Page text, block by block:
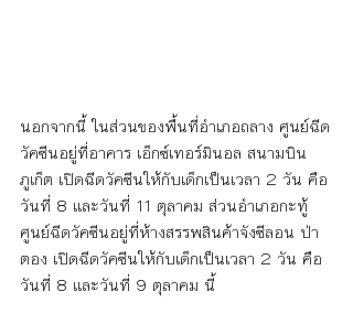
นอกจากนี้ ในส่วนของพื้นที่อำเภอถลาง ศูนย์ฉีด
วัคซีนอยู่ที่อาคาร เอ็กซ์เทอร์มินอล สนามบิน
ภูเก็ต เปิดฉีดวัคซีนให้กับเด็กเป็นเวลา 2 วัน คือ
วันที่ 8 และวันที่ 11 ตุลาคม ส่วนอำเภอกะทู้
ศูนย์ฉีดวัคซีนอยู่ที่ห้างสรรพสินค้าจังซีลอน ป่า
ตอง เปิดฉีดวัคซีนให้กับเด็กเป็นเวลา 2 วัน คือ
วันที่ 8 และวันที่ 9 ตุลาคม นี้